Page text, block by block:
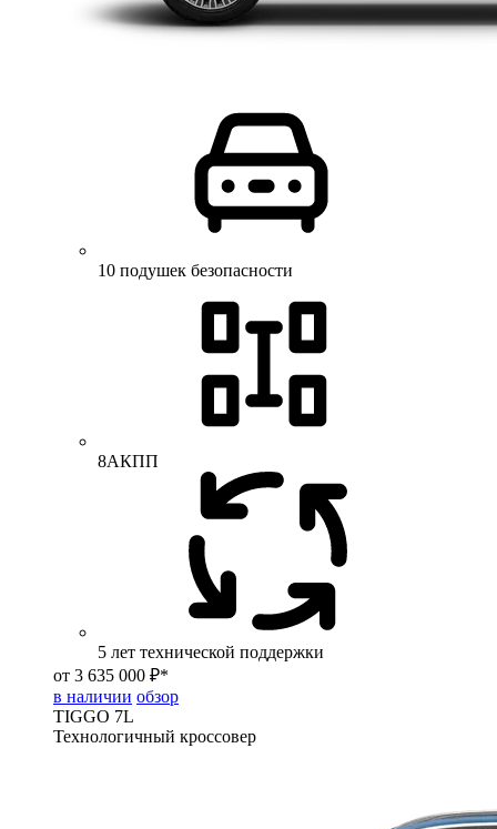
10 подушек безопасности
8АКПП
5 лет технической поддержки
от 3 635 000 ₽*
в наличии обзор
TIGGO 7L
Технологичный кроссовер